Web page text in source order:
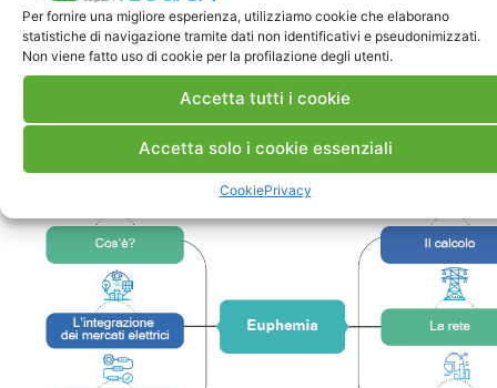
Per fornire una migliore esperienza, utilizziamo cookie che elaborano
statistiche di navigazione tramite dati non identificativi e pseudonimizzati.
Non viene fatto uso di cookie per la profilazione degli utenti.
Accetta tutti i cookie
Accetta solo i cookie essenziali
CookiePrivacy
favorire efficienza, trasparenza e sicurezza degli
approvvigionamenti.